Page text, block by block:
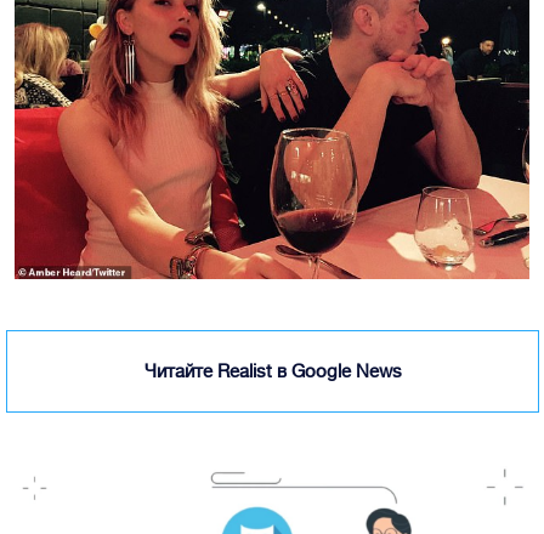
Читайте Realist в Google News